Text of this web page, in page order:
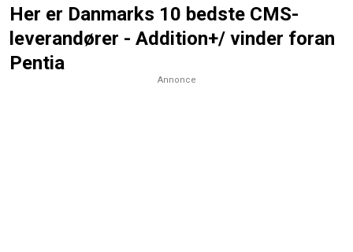
Her er Danmarks 10 bedste CMS-
leverandører - Addition+/ vinder foran
Pentia
Annonce